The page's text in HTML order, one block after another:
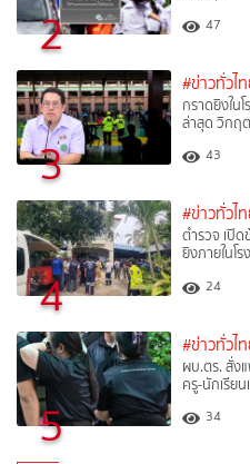
2 47
3
#ข่าวทั่วไ
กราดยิงใน
ล่าสุด วิกฤ
43
4
#ข่าวทั่วไ
ตำรวจ เปิ
ยิงภายในโร
24
5
#ข่าวทั่วไ
ผบ.ตร. สั่ง
ครู-นักเรีย
34